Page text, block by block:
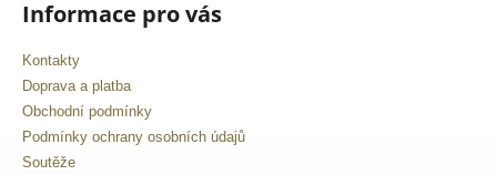
u
j
e
m
e
Informace pro vás
Kontakty
Doprava a platba
Obchodní podmínky
Podmínky ochrany osobních údajů
Soutěže